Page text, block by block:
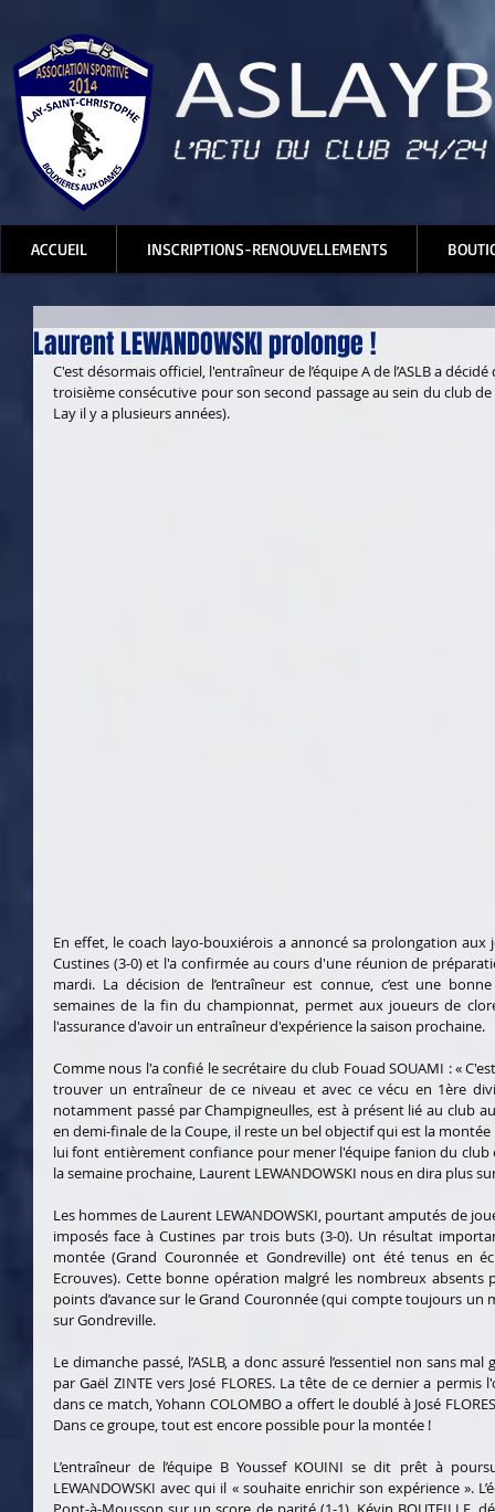
ACCUEIL INSCRIPTIONS-RENOUVELLEMENTS
Laurent LEWANDOWSKI prolonge !
C'est désormais officiel, l'entraîneur de l’équipe A de l’ASLB a
troisième consécutive pour son second passage au sein du club de
Lay il y a plusieurs années).
En effet, le coach layo-bouxiérois a annoncé sa prolongation
Custines (3-0) et l'a confirmée au cours d'une réunion de
mardi. La décision de l’entraîneur est connue, c’est une
semaines de la fin du championnat, permet aux joueurs de
l'assurance d'avoir un entraîneur d'expérience la saison prochaine.
Comme nous l'a confié le secrétaire du club Fouad SOUAMI : «
trouver un entraîneur de ce niveau et avec ce vécu en 1ère
notamment passé par Champigneulles, est à présent lié au club
en demi-finale de la Coupe, il reste un bel objectif qui est la
lui font entièrement confiance pour mener l'équipe fanion du club
la semaine prochaine, Laurent LEWANDOWSKI nous en dira plus
Les hommes de Laurent LEWANDOWSKI, pourtant amputés de
imposés face à Custines par trois buts (3-0). Un résultat
montée (Grand Couronnée et Gondreville) ont été tenus en
Ecrouves). Cette bonne opération malgré les nombreux absents
points d’avance sur le Grand Couronnée (qui compte toujours un
sur Gondreville.
Le dimanche passé, l’ASLB, a donc assuré l’essentiel non sans
par Gaël ZINTE vers José FLORES. La tête de ce dernier a
dans ce match, Yohann COLOMBO a offert le doublé à José
Dans ce groupe, tout est encore possible pour la montée !
L’entraîneur de l’équipe B Youssef KOUINI se dit prêt à
LEWANDOWSKI avec qui il « souhaite enrichir son expérience ».